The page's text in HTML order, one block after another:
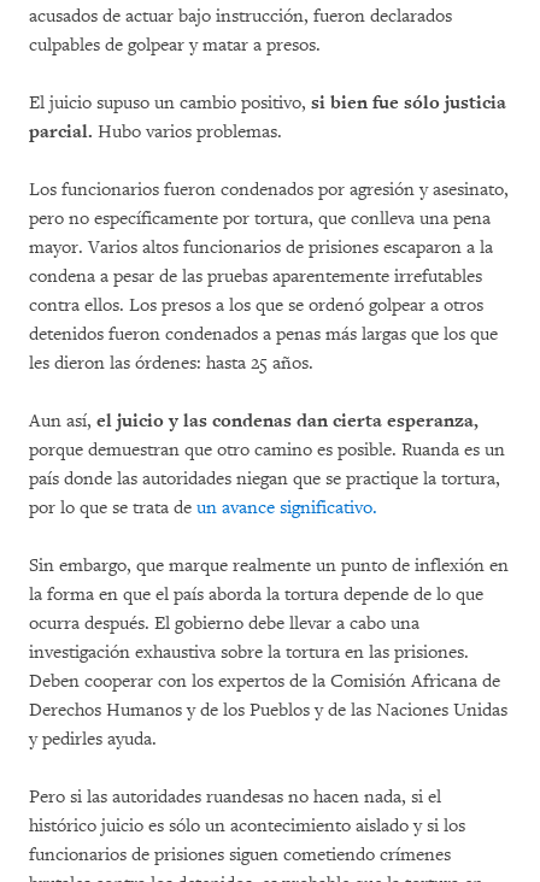
acusados de actuar bajo instrucción, fueron declarados
culpables de golpear y matar a presos.
El juicio supuso un cambio positivo, si bien fue sólo justicia
parcial. Hubo varios problemas.
Los funcionarios fueron condenados por agresión y asesinato,
pero no específicamente por tortura, que conlleva una pena
mayor. Varios altos funcionarios de prisiones escaparon a la
condena a pesar de las pruebas aparentemente irrefutables
contra ellos. Los presos a los que se ordenó golpear a otros
detenidos fueron condenados a penas más largas que los que
les dieron las órdenes: hasta 25 años.
Aun así, el juicio y las condenas dan cierta esperanza,
porque demuestran que otro camino es posible. Ruanda es un
país donde las autoridades niegan que se practique la tortura,
por lo que se trata de un avance significativo.
Sin embargo, que marque realmente un punto de inflexión en
la forma en que el país aborda la tortura depende de lo que
ocurra después. El gobierno debe llevar a cabo una
investigación exhaustiva sobre la tortura en las prisiones.
Deben cooperar con los expertos de la Comisión Africana de
Derechos Humanos y de los Pueblos y de las Naciones Unidas
y pedirles ayuda.
Pero si las autoridades ruandesas no hacen nada, si el
histórico juicio es sólo un acontecimiento aislado y si los
funcionarios de prisiones siguen cometiendo crímenes